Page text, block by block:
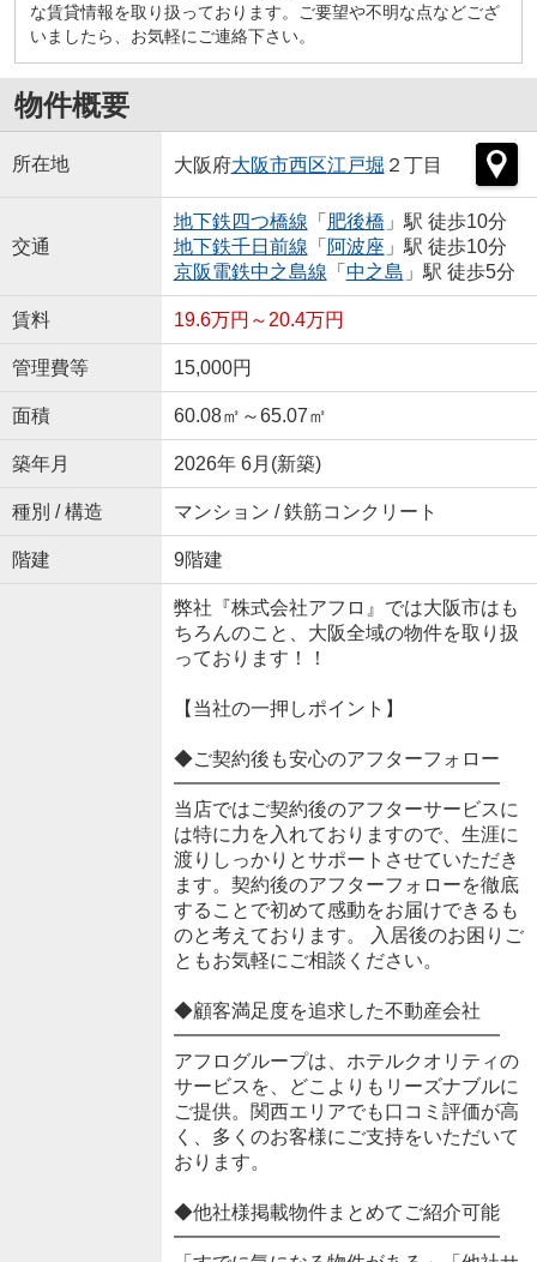
な賃貸情報を取り扱っております。ご要望や不明な点などござ
いましたら、お気軽にご連絡下さい。
物件概要
所在地 大阪府大阪市西区江戸堀 ２丁目
交通
地下鉄四つ橋線 「 肥後橋 」駅 徒歩10分
地下鉄千日前線 「 阿波座 」駅 徒歩10分
京阪電鉄中之島線 「 中之島 」駅 徒歩5分
賃料 19.6万円～20.4万円
管理費等 15,000円
面積 60.08㎡～65.07㎡
築年月 2026年 6月(新築)
種別 / 構造 マンション / 鉄筋コンクリート
階建 9階建
弊社『株式会社アフロ』では大阪市はも
ちろんのこと、大阪全域の物件を取り扱
っております！！
【当社の一押しポイント】
◆ご契約後も安心のアフターフォロー
━━━━━━━━━━━━━━━━━
当店ではご契約後のアフターサービスに
は特に力を入れておりますので、生涯に
渡りしっかりとサポートさせていただき
ます。契約後のアフターフォローを徹底
することで初めて感動をお届けできるも
のと考えております。 入居後のお困りご
ともお気軽にご相談ください。
◆顧客満足度を追求した不動産会社
━━━━━━━━━━━━━━━━━
アフログループは、ホテルクオリティの
サービスを、どこよりもリーズナブルに
ご提供。関西エリアでも口コミ評価が高
く、多くのお客様にご支持をいただいて
おります。
◆他社様掲載物件まとめてご紹介可能
━━━━━━━━━━━━━━━━━